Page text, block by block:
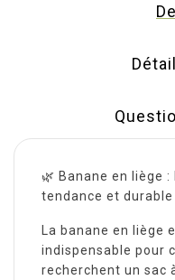
🌿 Banane en liège
tendance et durable
La banane en liège
indispensable pour
recherchent un sac